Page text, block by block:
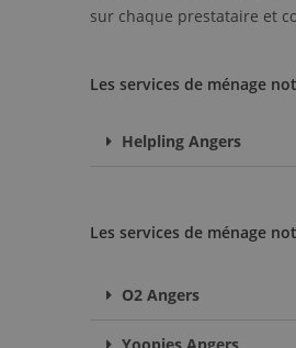
sur chaque prestataire et
Les services de ménage
Helpling Angers
Les services de ménage
O2 Angers